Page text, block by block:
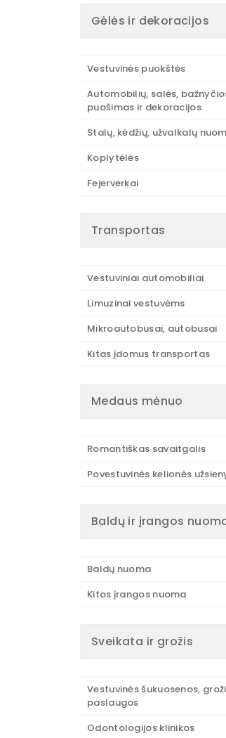
Gėlės ir dekoracijos
Vestuvinės puokštės
Automobilių, salės,
puošimas ir dekoracijos
Stalų, kėdžių, užvalkalų
Koplytėlės
Fejerverkai
Transportas
Vestuviniai automobiliai
Limuzinai vestuvėms
Mikroautobusai, autobusai
Kitas įdomus transportas
Medaus mėnuo
Romantiškas savaitgalis
Povestuvinės kelionės
Baldų ir įrangos
Baldų nuoma
Kitos įrangos nuoma
Sveikata ir grožis
Vestuvinės šukuosenos,
paslaugos
Odontologijos klinikos